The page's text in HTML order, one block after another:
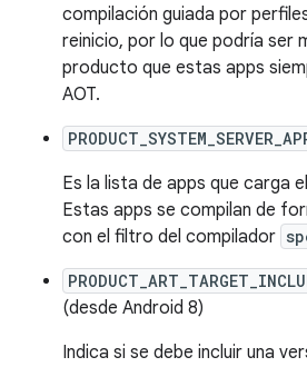
compilación guiada por
reinicio, por lo que podría ser
producto que estas apps
AOT.
Es la lista de apps que carga
Estas apps se compilan de
con el filtro del compilador
(desde Android 8)
Indica si se debe incluir una